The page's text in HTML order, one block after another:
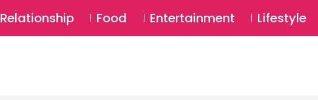
Relationship Food Entertainment Lifestyle